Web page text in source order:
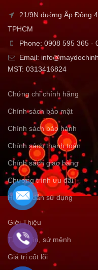
21/9N đường Ấp Đông
TPHCM
Phone: 0908 595 365 -
Email:
MST: 0313416824
Chứng chỉ chính hãng
Chính sách bảo mật
Chính sách bảo hành
Chính sách thanh toán
Chính sách giao hàng
Chương trình ưu đãi
Hướng dẫn sử dụng
Giới Thiệu
Tầm nhìn, sứ mệnh
Giá trị cốt lõi